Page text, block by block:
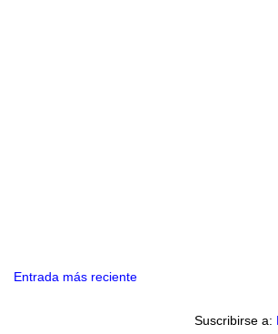
Entrada más reciente
Suscribirse a: